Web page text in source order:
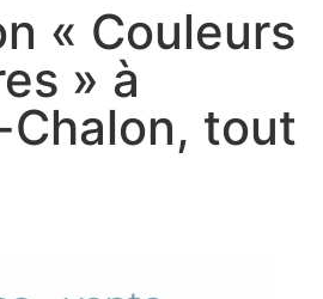
« Couleurs
» à
tout